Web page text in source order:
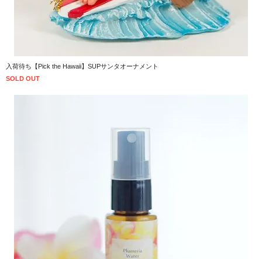
入荷待ち【Pick the Hawaii】SUPサンタオーナメント
SOLD OUT